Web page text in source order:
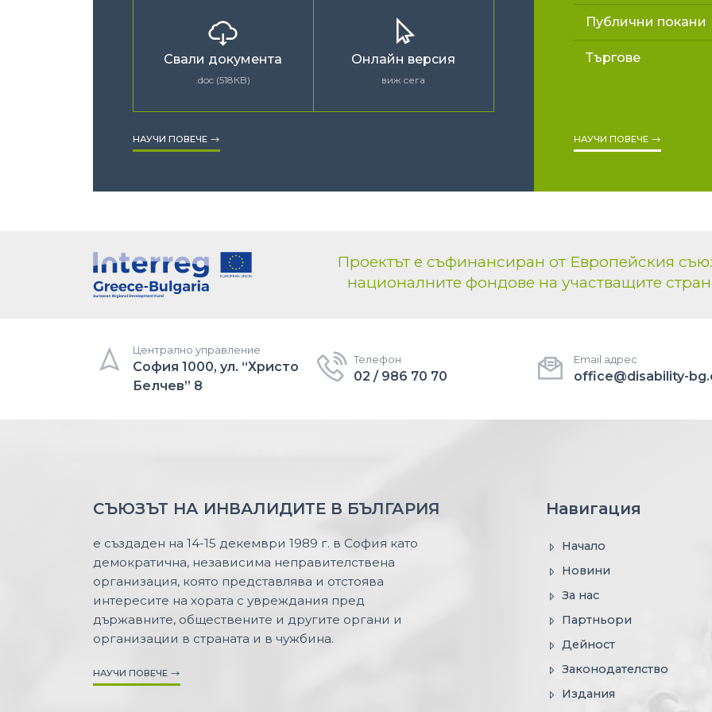
Свали документа
.doc (518КB)
Онлайн версия
виж сега
НАУЧИ ПОВЕЧЕ
Публични покани
Търгове
НАУЧИ ПОВЕЧЕ
Проектът е съфинансиран от Европейския
националните фондове на участващите
Централно управление
София 1000, ул. “Христо
Белчев” 8
Телефон
02 / 986 70 70
Email адрес
office@disability-
СЪЮЗЪТ НА ИНВАЛИДИТЕ В БЪЛГАРИЯ
е създаден на 14-15 декември 1989 г. в София като
демократична, независима неправителствена
организация, която представлява и отстоява
интересите на хората с увреждания пред
държавните, обществените и другите органи и
организации в страната и в чужбина.
НАУЧИ ПОВЕЧЕ
Навигация
Начало
Новини
За нас
Партньори
Дейност
Законодателство
Издания